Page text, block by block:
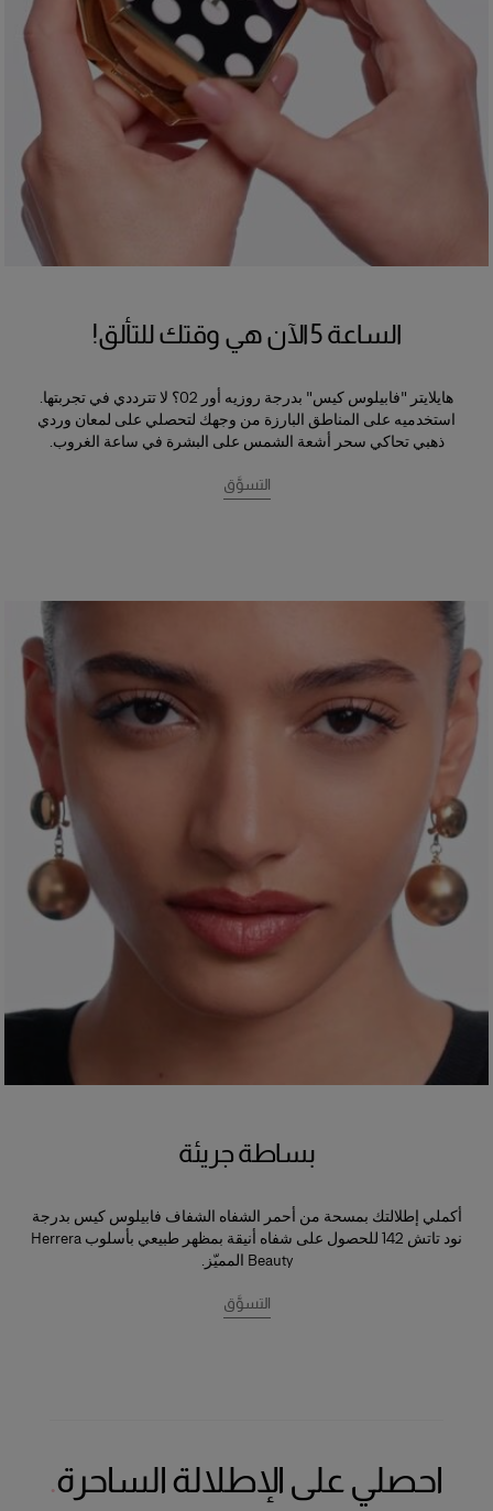
الساعة 5 الآن هي وقتك للتألق!
هايلايتر "فابيلوس كيس" بدرجة روزيه أور 02؟ لا تترددي في تجربتها.
استخدميه على المناطق البارزة من وجهك لتحصلي على لمعان وردي
ذهبي تحاكي سحر أشعة الشمس على البشرة في ساعة الغروب.
التسوَّق
بساطة جريئة
أكملي إطلالتك بمسحة من أحمر الشفاه الشفاف فابيلوس كيس بدرجة
نود تاتش 142 للحصول على شفاه أنيقة بمظهر طبيعي بأسلوب Herrera
Beauty المميّز.
التسوَّق
احصلي على الإطلالة الساحرة